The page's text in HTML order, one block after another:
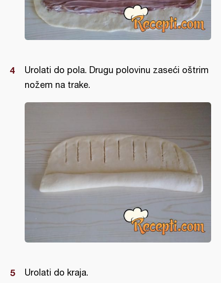
Urolati do pola. Drugu polovinu zaseći oštrim
nožem na trake.
Urolati do kraja.